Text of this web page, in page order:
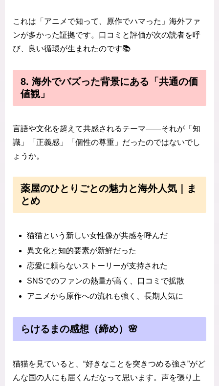
これは「アニメで知って、原作でハマった」海外ファ
ンが多かった証拠です。口コミと評価が次の読者を呼
び、良い循環が生まれたのです📚
8. 海外でバズった背景にある「共通の価
値観」
言語や文化を超えて共感されるテーマ——それが「知
識」「正義感」「個性の尊重」だったのではないでし
ょうか。
薬屋のひとりごとの魅力と海外人気｜ま
とめ
猫猫という新しい女性像が共感を呼んだ
異文化と知的要素が新鮮だった
恋愛に頼らないストーリーが支持された
SNSでのファンの熱量が高く、口コミで拡散
アニメから原作への流れも強く、長期人気に
らけるまの感想（締め）🌸
猫猫を見ていると、“好きなことを突きつめる強さ”がど
んな国の人にも届くんだなって思います。声を張り上